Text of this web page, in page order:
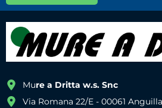
Mure a Dritta w.s. Snc
Via Romana 22/E - 00061